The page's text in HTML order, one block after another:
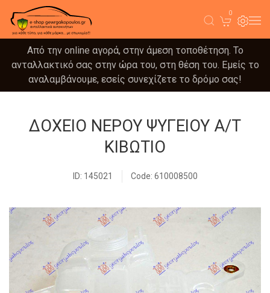
0
Από την online αγορά, στην άμεση τοποθέτηση. Το
ανταλλακτικό σας στην ώρα του, στη θέση του. Εμείς το
αναλαμβάνουμε, εσείς συνεχίζετε το δρόμο σας!
ΔΟΧΕΙΟ ΝΕΡΟΥ ΨΥΓΕΙΟΥ A/T
ΚΙΒΩΤΙΟ
ID: 145021 Code: 610008500